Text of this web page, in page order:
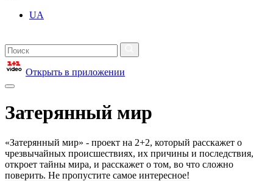
UA
Открыть в приложении
Затерянный мир
«Затерянный мир» - проект на 2+2, который расскажет о
чрезвычайных происшествиях, их причины и последствия,
откроет тайны мира, и расскажет о том, во что сложно
поверить. Не пропустите самое интересное!